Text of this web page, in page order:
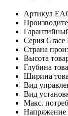
Артикул
Серия Grace
Страна
Высота
Глубина
Ширина
Вид
Вид
Макс.
Напряжение